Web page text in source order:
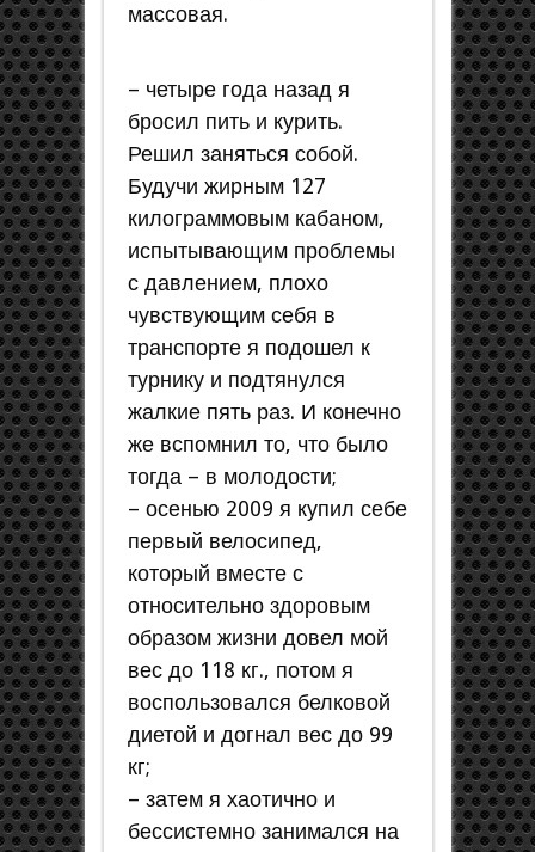
массовая.
– четыре года назад я
бросил пить и курить.
Решил заняться собой.
Будучи жирным 127
килограммовым кабаном,
испытывающим проблемы
с давлением, плохо
чувствующим себя в
транспорте я подошел к
турнику и подтянулся
жалкие пять раз. И конечно
же вспомнил то, что было
тогда – в молодости;
– осенью 2009 я купил себе
первый велосипед,
который вместе с
относительно здоровым
образом жизни довел мой
вес до 118 кг., потом я
воспользовался белковой
диетой и догнал вес до 99
кг;
– затем я хаотично и
бессистемно занимался на